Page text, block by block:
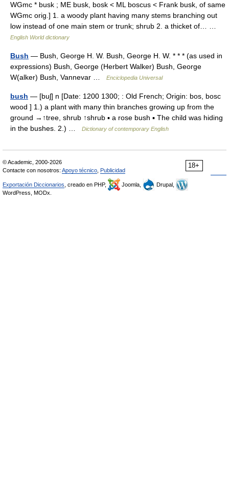
WGmc * busk ; ME busk, bosk < ML boscus < Frank busk, of same
WGmc orig.] 1. a woody plant having many stems branching out
low instead of one main stem or trunk; shrub 2. a thicket of… …
English World dictionary
Bush — Bush, George H. W. Bush, George H. W. * * * (as used in
expressions) Bush, George (Herbert Walker) Bush, George
W(alker) Bush, Vannevar …
Enciclopedia Universal
bush — [buʃ] n [Date: 1200 1300; : Old French; Origin: bos, bosc
wood ] 1.) a plant with many thin branches growing up from the
ground →↑tree, shrub ↑shrub ▪ a rose bush ▪ The child was hiding
in the bushes. 2.) …
Dictionary of contemporary English
18+
© Academic, 2000-2026
Contacte con nosotros: Apoyo técnico Publicidad
Exportación Diccionarios , creado en PHP, Joomla,
Drupal,
WordPress, MODx.